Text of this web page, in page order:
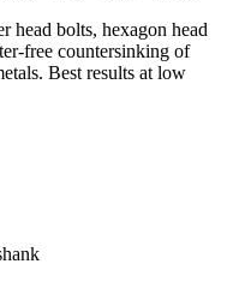
head bolts, hexagon head
free countersinking of
Best results at low